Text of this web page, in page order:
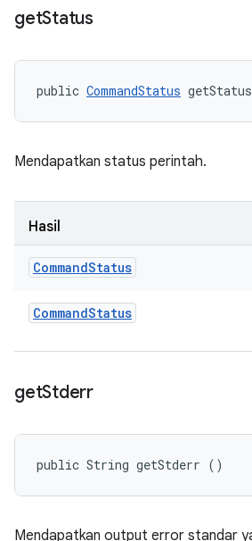
getStatus
public CommandStatus
Mendapatkan status perintah.
Hasil
CommandStatus
CommandStatus
getStderr
public String getStderr ()
Mendapatkan output error standar